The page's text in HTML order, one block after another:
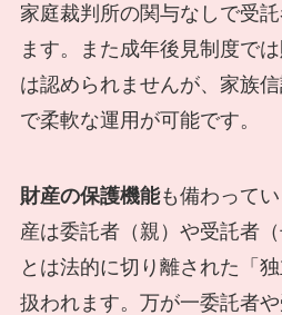
家庭裁判所の関与なしで受
ます。また成年後見制度で
は認められませんが、家族
で柔軟な運用が可能です。
財産の保護機能も備わって
産は委託者（親）や受託者
とは法的に切り離された「
扱われます。万が一委託者